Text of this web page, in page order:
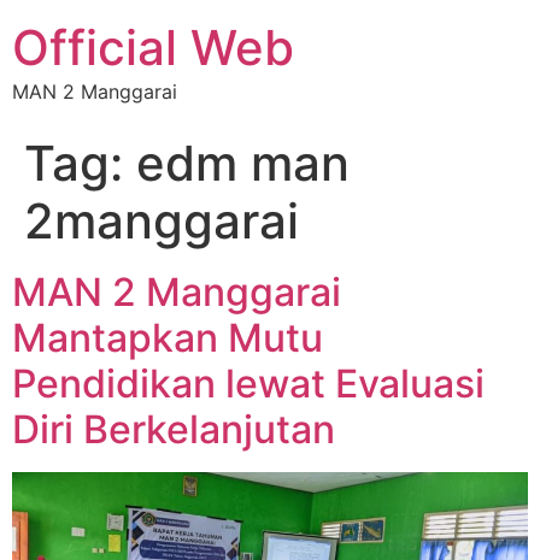
Official Web
MAN 2 Manggarai
Tag: edm man
2manggarai
MAN 2 Manggarai
Mantapkan Mutu
Pendidikan lewat Evaluasi
Diri Berkelanjutan